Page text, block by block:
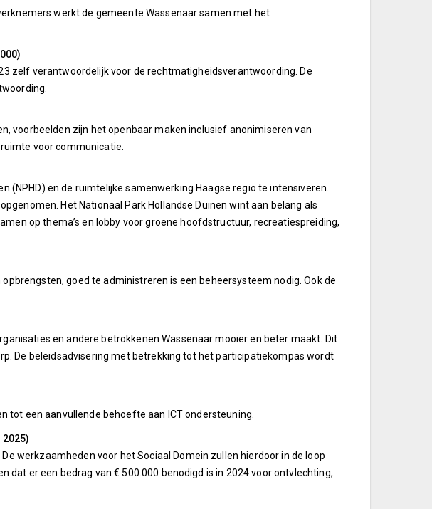
werkt de gemeente Wassenaar samen met het
zelf verantwoordelijk voor de rechtmatigheidsverantwoording. De
voorbeelden zijn het openbaar maken inclusief anonimiseren van
voor communicatie.
(NPHD) en de ruimtelijke samenwerking Haagse regio te intensiveren.
Het Nationaal Park Hollandse Duinen wint aan belang als
op thema’s en lobby voor groene hoofdstructuur, recreatiespreiding,
goed te administreren is een beheersysteem nodig. Ook de
en andere betrokkenen Wassenaar mooier en beter maakt. Dit
De beleidsadvisering met betrekking tot het participatiekompas wordt
tot een aanvullende behoefte aan ICT ondersteuning.
werkzaamheden voor het Sociaal Domein zullen hierdoor in de loop
er een bedrag van € 500.000 benodigd is in 2024 voor ontvlechting,